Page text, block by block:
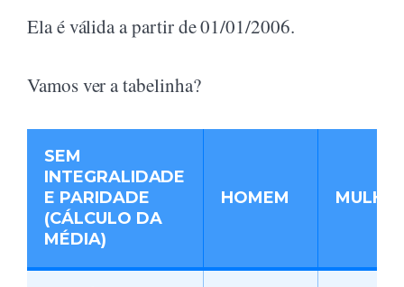
Ela é válida a partir de 01/01/2006.
Vamos ver a tabelinha?
SEM
INTEGRALIDADE
E PARIDADE
(CÁLCULO DA
MÉDIA)
HOMEM